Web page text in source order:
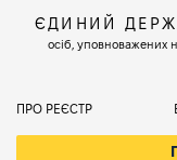
ЄДИНИЙ
осіб, уповноважених
ПРО РЕЄСТР